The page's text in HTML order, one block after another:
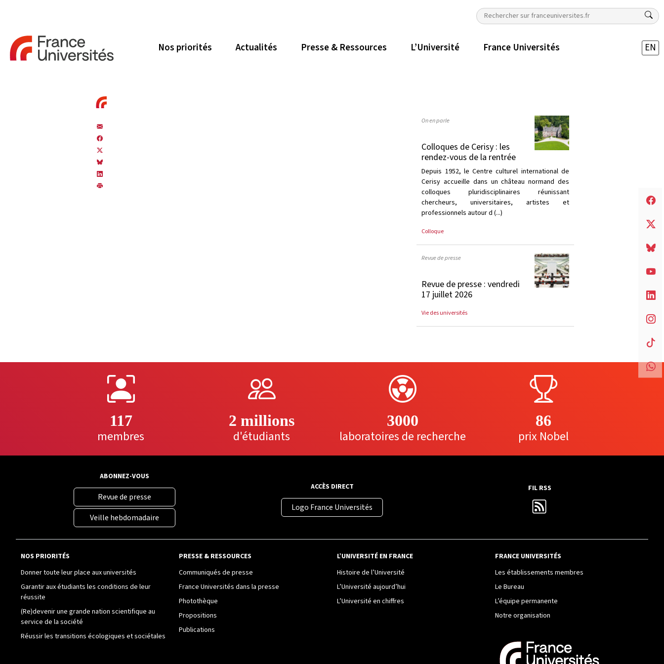
Nos priorités Actualités Presse & Ressources L’Université France Universités EN
On en parle
Colloques de Cerisy : les
rendez-vous de la rentrée
Depuis 1952, le Centre culturel international de
Cerisy accueille dans un château normand des
colloques pluridisciplinaires réunissant
chercheurs, universitaires, artistes et
professionnels autour d (...)
Colloque
Revue de presse
Revue de presse : vendredi
17 juillet 2026
Vie des universités
117
membres
2 millions
d'étudiants
3000
laboratoires de recherche
86
prix Nobel
ABONNEZ-VOUS
Revue de presse
Veille hebdomadaire
ACCÈS DIRECT
Logo France Universités
FIL RSS
NOS PRIORITÉS
Donner toute leur place aux universités
Garantir aux étudiants les conditions de leur
réussite
(Re)devenir une grande nation scientifique au
service de la société
Réussir les transitions écologiques et sociétales
PRESSE & RESSOURCES
Communiqués de presse
France Universités dans la presse
Photothèque
Propositions
Publications
L’UNIVERSITÉ EN FRANCE
Histoire de l’Université
L’Université aujourd’hui
L’Université en chiffres
FRANCE UNIVERSITÉS
Les établissements membres
Le Bureau
L’équipe permanente
Notre organisation